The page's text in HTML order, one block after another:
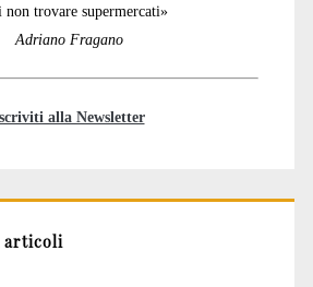
non trovare supermercati»
Adriano Fragano
alla Newsletter
articoli